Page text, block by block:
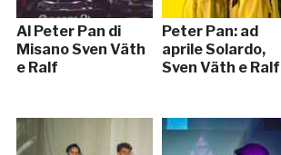
Al Peter Pan di
Misano Sven Väth
e Ralf
Peter Pan: ad
aprile Solardo,
Sven Väth e Ralf